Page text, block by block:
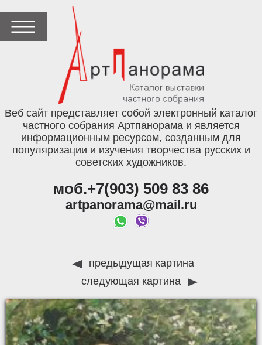
Веб сайт представляет собой электронный каталог
частного собрания Артпанорама и является
информационным ресурсом, созданным для
популяризации и изучения творчества русских и
советских художников.
моб.+7(903) 509 83 86
artpanorama@mail.ru
предыдущая картина
следующая картина